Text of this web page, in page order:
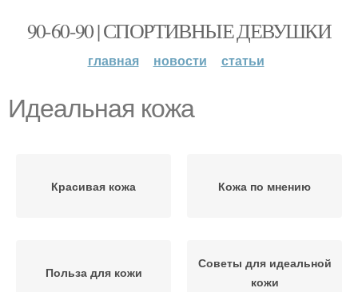
90-60-90 | СПОРТИВНЫЕ ДЕВУШКИ
главная новости статьи
Идеальная кожа
Красивая кожа Кожа по мнению
Польза для кожи
Советы для идеальной
кожи